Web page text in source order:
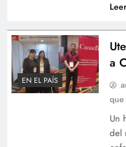
EN EL PAÍS
a
Un
del